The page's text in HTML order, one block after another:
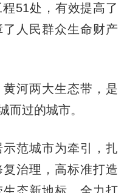
51处，有效提高了
人民群众生命财产
河两大生态带，是
而过的城市。
范城市为牵引，扎
治理，高标准打造
态新地标，全力打